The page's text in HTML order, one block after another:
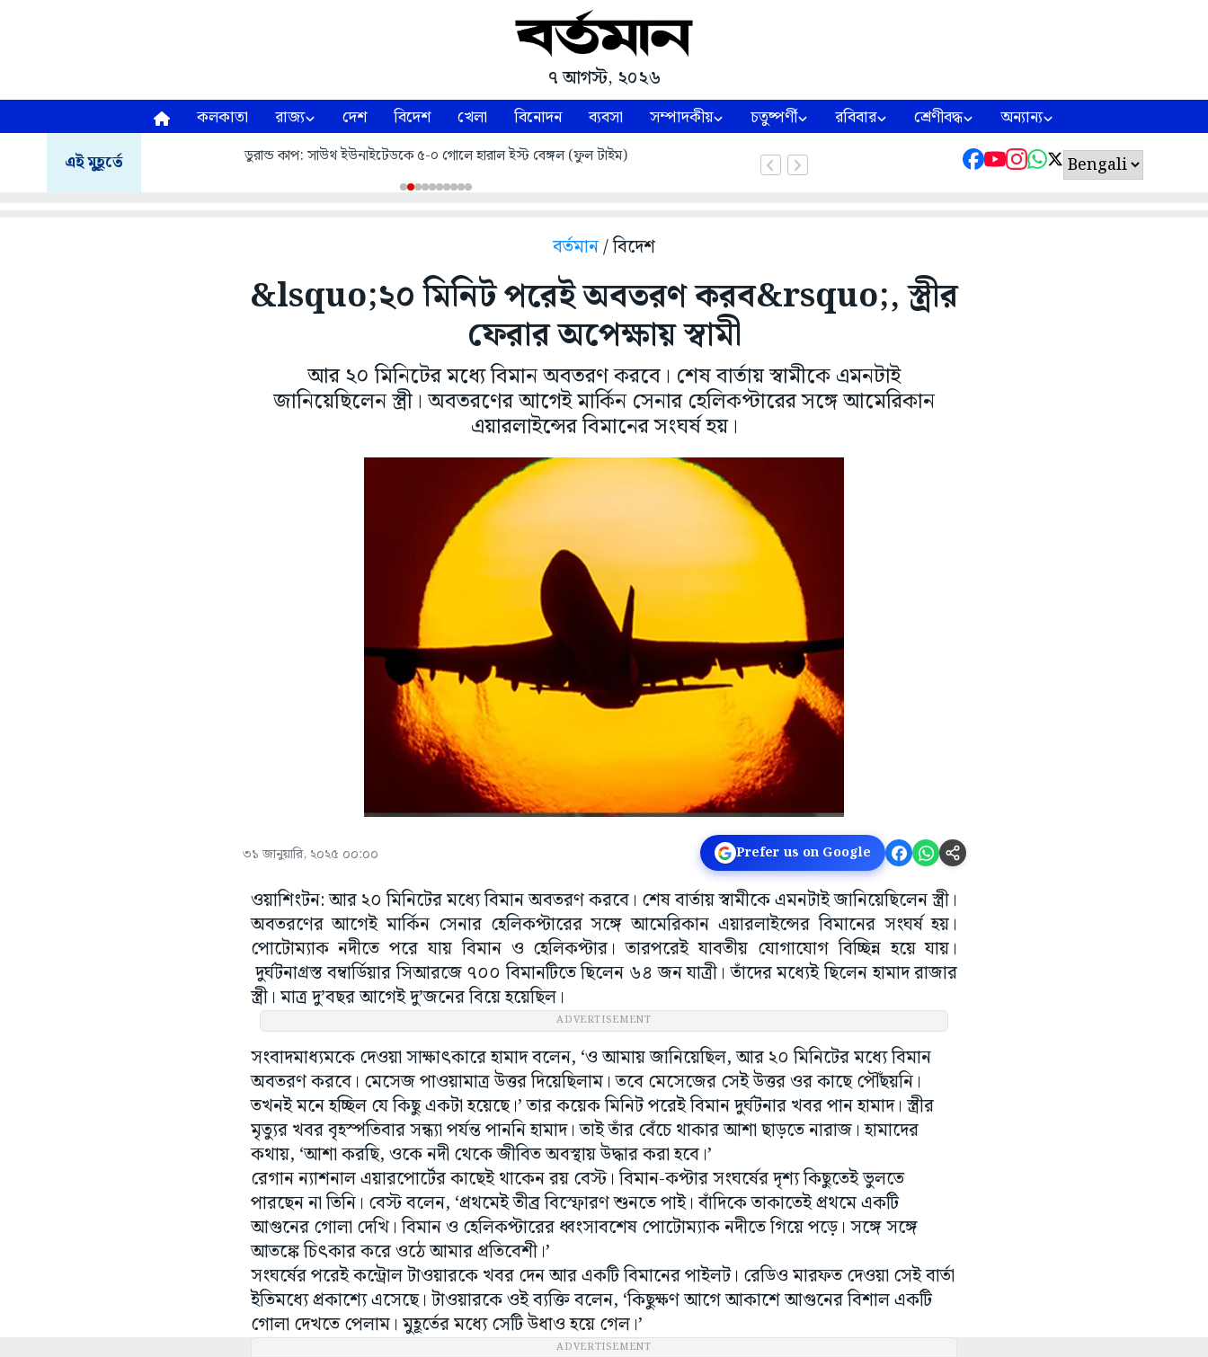
৭ আগস্ট, ২০২৬
কলকাতা রাজ্য দেশ বিদেশ খেলা বিনোদন ব্যবসা সম্পাদকীয় চতুষ্পর্ণী রবিবার শ্রেণীবদ্ধ অন্যান্য
এই মুহূর্তে ডুরান্ড কাপ: সাউথ ইউনাইটেডকে ৫-০ গোলে হারাল ইস্ট বেঙ্গল (ফুল টাইম)
বর্তমান/ বিদেশ
&lsquo;২০ মিনিট পরেই অবতরণ করব&rsquo;, স্ত্রীর
ফেরার অপেক্ষায় স্বামী
আর ২০ মিনিটের মধ্যে বিমান অবতরণ করবে। শেষ বার্তায় স্বামীকে এমনটাই
জানিয়েছিলেন স্ত্রী। অবতরণের আগেই মার্কিন সেনার হেলিকপ্টারের সঙ্গে আমেরিকান
এয়ারলাইন্সের বিমানের সংঘর্ষ হয়।
৩১ জানুয়ারি, ২০২৫ ০০:০০ Prefer us on Google
ওয়াশিংটন: আর ২০ মিনিটের মধ্যে বিমান অবতরণ করবে। শেষ বার্তায় স্বামীকে এমনটাই জানিয়েছিলেন স্ত্রী।
অবতরণের আগেই মার্কিন সেনার হেলিকপ্টারের সঙ্গে আমেরিকান এয়ারলাইন্সের বিমানের সংঘর্ষ হয়।
পোটোম্যাক নদীতে পরে যায় বিমান ও হেলিকপ্টার। তারপরেই যাবতীয় যোগাযোগ বিচ্ছিন্ন হয়ে যায়।
দুর্ঘটনাগ্রস্ত বম্বার্ডিয়ার সিআরজে ৭০০ বিমানটিতে ছিলেন ৬৪ জন যাত্রী। তাঁদের মধ্যেই ছিলেন হামাদ রাজার
স্ত্রী। মাত্র দু’বছর আগেই দু’জনের বিয়ে হয়েছিল।
ADVERTISEMENT
সংবাদমাধ্যমকে দেওয়া সাক্ষাৎকারে হামাদ বলেন, ‘ও আমায় জানিয়েছিল, আর ২০ মিনিটের মধ্যে বিমান
অবতরণ করবে। মেসেজ পাওয়ামাত্র উত্তর দিয়েছিলাম। তবে মেসেজের সেই উত্তর ওর কাছে পৌঁছয়নি।
তখনই মনে হচ্ছিল যে কিছু একটা হয়েছে।’ তার কয়েক মিনিট পরেই বিমান দুর্ঘটনার খবর পান হামাদ। স্ত্রীর
মৃত্যুর খবর বৃহস্পতিবার সন্ধ্যা পর্যন্ত পাননি হামাদ। তাই তাঁর বেঁচে থাকার আশা ছাড়তে নারাজ। হামাদের
কথায়, ‘আশা করছি, ওকে নদী থেকে জীবিত অবস্থায় উদ্ধার করা হবে।’
রেগান ন্যাশনাল এয়ারপোর্টের কাছেই থাকেন রয় বেস্ট। বিমান-কপ্টার সংঘর্ষের দৃশ্য কিছুতেই ভুলতে
পারছেন না তিনি। বেস্ট বলেন, ‘প্রথমেই তীব্র বিস্ফোরণ শুনতে পাই। বাঁদিকে তাকাতেই প্রথমে একটি
আগুনের গোলা দেখি। বিমান ও হেলিকপ্টারের ধ্বংসাবশেষ পোটোম্যাক নদীতে গিয়ে পড়ে। সঙ্গে সঙ্গে
আতঙ্কে চিৎকার করে ওঠে আমার প্রতিবেশী।’
সংঘর্ষের পরেই কন্ট্রোল টাওয়ারকে খবর দেন আর একটি বিমানের পাইলট। রেডিও মারফত দেওয়া সেই বার্তা
ইতিমধ্যে প্রকাশ্যে এসেছে। টাওয়ারকে ওই ব্যক্তি বলেন, ‘কিছুক্ষণ আগে আকাশে আগুনের বিশাল একটি
গোলা দেখতে পেলাম। মুহূর্তের মধ্যে সেটি উধাও হয়ে গেল।’
ADVERTISEMENT